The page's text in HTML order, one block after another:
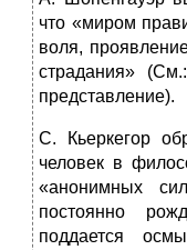
что «миром
воля,
страдания»
представление).
С. Кьеркегор
человек в
«анонимных
постоянно
поддается